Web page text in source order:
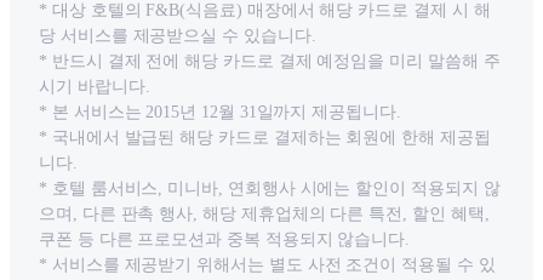
* 대상 호텔의 F&B(식음료) 매장에서 해당 카드로 결제 시 해
당 서비스를 제공받으실 수 있습니다.
* 반드시 결제 전에 해당 카드로 결제 예정임을 미리 말씀해 주
시기 바랍니다.
* 본 서비스는 2015년 12월 31일까지 제공됩니다.
* 국내에서 발급된 해당 카드로 결제하는 회원에 한해 제공됩
니다.
* 호텔 룸서비스, 미니바, 연회행사 시에는 할인이 적용되지 않
으며, 다른 판촉 행사, 해당 제휴업체의 다른 특전, 할인 혜택,
쿠폰 등 다른 프로모션과 중복 적용되지 않습니다.
* 서비스를 제공받기 위해서는 별도 사전 조건이 적용될 수 있